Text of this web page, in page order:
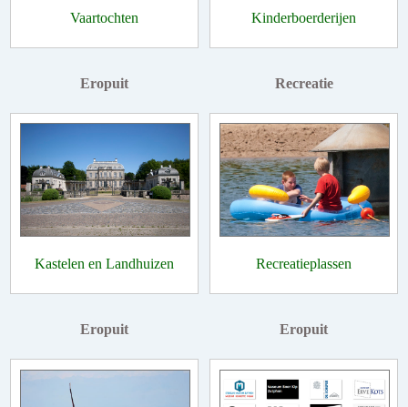
Vaartochten Kinderboerderijen
Eropuit
Kastelen en Landhuizen
Recreatie
Recreatieplassen
Eropuit Eropuit